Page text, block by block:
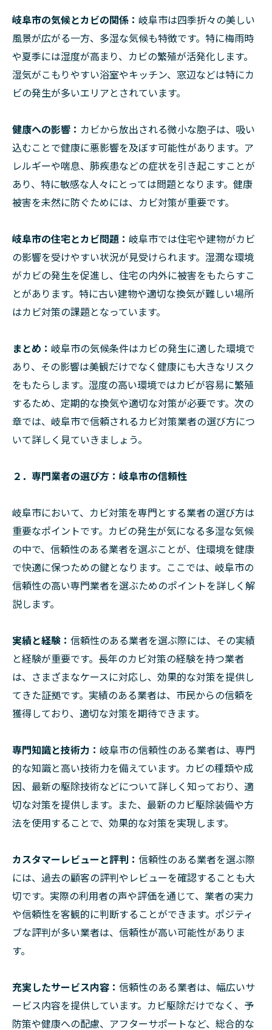
岐阜市の気候とカビの関係： 岐阜市は四季折々の美しい
風景が広がる一方、多湿な気候も特徴です。特に梅雨時
や夏季には湿度が高まり、カビの繁殖が活発化します。
湿気がこもりやすい浴室やキッチン、窓辺などは特にカ
ビの発生が多いエリアとされています。
健康への影響： カビから放出される微小な胞子は、吸い
込むことで健康に悪影響を及ぼす可能性があります。ア
レルギーや喘息、肺疾患などの症状を引き起こすことが
あり、特に敏感な人々にとっては問題となります。健康
被害を未然に防ぐためには、カビ対策が重要です。
岐阜市の住宅とカビ問題： 岐阜市では住宅や建物がカビ
の影響を受けやすい状況が見受けられます。湿潤な環境
がカビの発生を促進し、住宅の内外に被害をもたらすこ
とがあります。特に古い建物や適切な換気が難しい場所
はカビ対策の課題となっています。
まとめ： 岐阜市の気候条件はカビの発生に適した環境で
あり、その影響は美観だけでなく健康にも大きなリスク
をもたらします。湿度の高い環境ではカビが容易に繁殖
するため、定期的な換気や適切な対策が必要です。次の
章では、岐阜市で信頼されるカビ対策業者の選び方につ
いて詳しく見ていきましょう。
２．専門業者の選び方：岐阜市の信頼性
岐阜市において、カビ対策を専門とする業者の選び方は
重要なポイントです。カビの発生が気になる多湿な気候
の中で、信頼性のある業者を選ぶことが、住環境を健康
で快適に保つための鍵となります。ここでは、岐阜市の
信頼性の高い専門業者を選ぶためのポイントを詳しく解
説します。
実績と経験： 信頼性のある業者を選ぶ際には、その実績
と経験が重要です。長年のカビ対策の経験を持つ業者
は、さまざまなケースに対応し、効果的な対策を提供し
てきた証拠です。実績のある業者は、市民からの信頼を
獲得しており、適切な対策を期待できます。
専門知識と技術力： 岐阜市の信頼性のある業者は、専門
的な知識と高い技術力を備えています。カビの種類や成
因、最新の駆除技術などについて詳しく知っており、適
切な対策を提供します。また、最新のカビ駆除装備や方
法を使用することで、効果的な対策を実現します。
カスタマーレビューと評判： 信頼性のある業者を選ぶ際
には、過去の顧客の評判やレビューを確認することも大
切です。実際の利用者の声や評価を通じて、業者の実力
や信頼性を客観的に判断することができます。ポジティ
ブな評判が多い業者は、信頼性が高い可能性がありま
す。
充実したサービス内容： 信頼性のある業者は、幅広いサ
ービス内容を提供しています。カビ駆除だけでなく、予
防策や健康への配慮、アフターサポートなど、総合的な